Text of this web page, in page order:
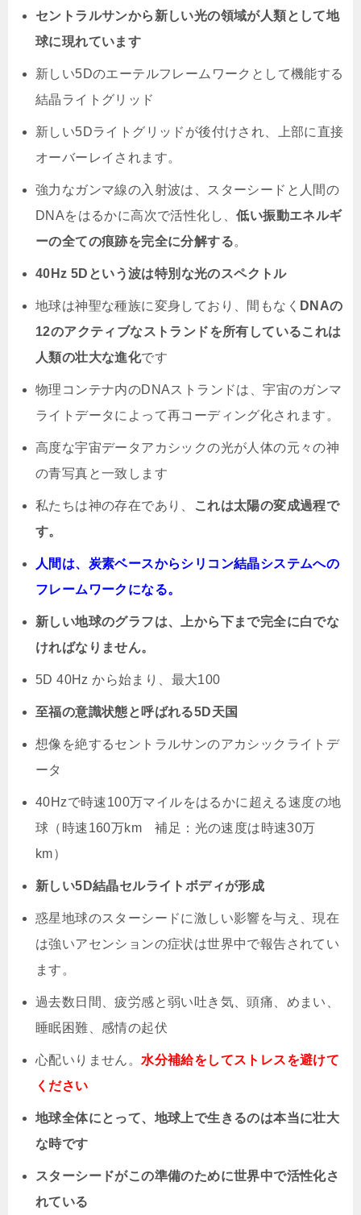
セントラルサンから新しい光の領域が人類として地
球に現れています
新しい5Dのエーテルフレームワークとして機能する
結晶ライトグリッド
新しい5Dライトグリッドが後付けされ、上部に直接
オーバーレイされます。
強力なガンマ線の入射波は、スターシードと人間の
DNAをはるかに高次で活性化し、低い振動エネルギ
ーの全ての痕跡を完全に分解する。
40Hz 5Dという波は特別な光のスペクトル
地球は神聖な種族に変身しており、間もなく DNAの
12のアクティブなストランドを所有しているこれは
人類の壮大な進化です
物理コンテナ内のDNAストランドは、宇宙のガンマ
ライトデータによって再コーディング化されます。
高度な宇宙データアカシックの光が人体の元々の神
の青写真と一致します
私たちは神の存在であり、
これは太陽の変成過程で
す。
人間は、炭素ベースからシリコン結晶システムへの
フレームワークになる。
新しい地球のグラフは、上から下まで完全に白でな
ければなりません。
5D 40Hz から始まり、最大100
至福の意識状態と呼ばれる5D天国
想像を絶するセントラルサンのアカシックライトデ
ータ
40Hzで時速100万マイルをはるかに超える速度の地
球（時速160万km 補足：光の速度は時速30万
km）
新しい5D結晶セルライトボディが形成
惑星地球のスターシードに激しい影響を与え、現在
は強いアセンションの症状は世界中で報告されてい
ます。
過去数日間、疲労感と弱い吐き気、頭痛、めまい、
睡眠困難、感情の起伏
心配いりません。 水分補給をしてストレスを避けて
ください
地球全体にとって、地球上で生きるのは本当に壮大
な時です
スターシードがこの準備のために世界中で活性化さ
れている